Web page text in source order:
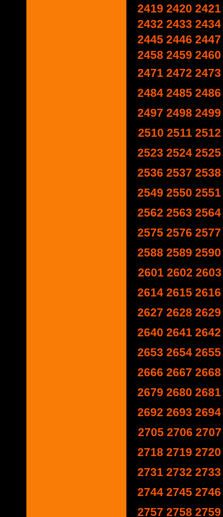
2419 2420 2421
2432 2433 2434
2445 2446 2447
2458 2459 2460
2471 2472 2473
2484 2485 2486
2497 2498 2499
2510 2511 2512
2523 2524 2525
2536 2537 2538
2549 2550 2551
2562 2563 2564
2575 2576 2577
2588 2589 2590
2601 2602 2603
2614 2615 2616
2627 2628 2629
2640 2641 2642
2653 2654 2655
2666 2667 2668
2679 2680 2681
2692 2693 2694
2705 2706 2707
2718 2719 2720
2731 2732 2733
2744 2745 2746
2757 2758 2759